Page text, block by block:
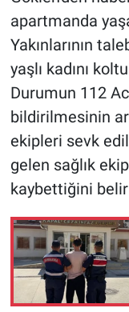
apartmanda
Yakınlarının
yaşlı kadını
Durumun 112
bildirilmesinin
ekipleri sevk
gelen sağlık
kaybettiğini